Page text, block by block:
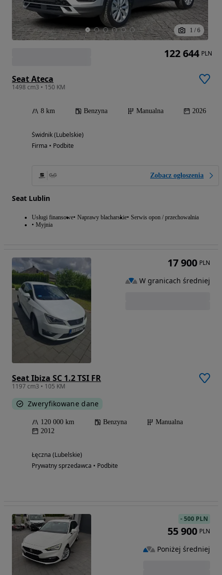
1 / 6
Seat Ateca
1498 cm3 • 150 KM
8 km Benzyna Manualna 2026
Świdnik (Lubelskie)
Firma • Podbite
Zobacz ogłoszenia
Seat Lublin
Usługi finansowe Naprawy blacharskie Serwis opon / przechowalnia
Myjnia
122 644 PLN
Seat Ibiza SC 1.2 TSI FR
1197 cm3 • 105 KM
Zweryfikowane dane
120 000 km Benzyna
Manualna
2012
Łęczna (Lubelskie)
Prywatny sprzedawca • Podbite
17 900 PLN
W granicach średniej
-500 PLN
55 900 PLN
Poniżej średniej